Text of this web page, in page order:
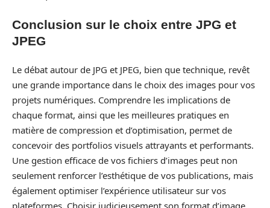
Conclusion sur le choix entre JPG et
JPEG
Le débat autour de JPG et JPEG, bien que technique, revêt
une grande importance dans le choix des images pour vos
projets numériques. Comprendre les implications de
chaque format, ainsi que les meilleures pratiques en
matière de compression et d’optimisation, permet de
concevoir des portfolios visuels attrayants et performants.
Une gestion efficace de vos fichiers d’images peut non
seulement renforcer l’esthétique de vos publications, mais
également optimiser l’expérience utilisateur sur vos
plateformes. Choisir judicieusement son format d’image